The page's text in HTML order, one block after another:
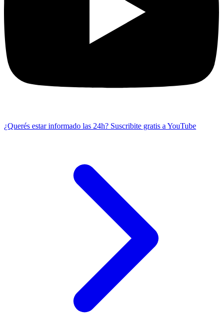
¿Querés estar informado las 24h? Suscribite gratis a YouTube